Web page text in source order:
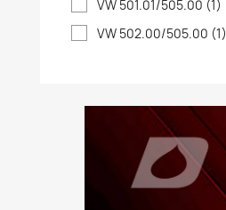
VW 501.01/505.00 (1)
VW 502.00/505.00 (1)